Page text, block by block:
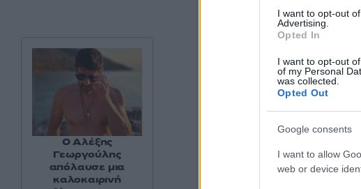
I want to opt-out
Advertising.
Opted In
I want to opt-out
of my Personal
was collected.
Opted Out
Google consents
I want to allow
web or device
Ο Αλέξης
Γεωργούλης
απόλαυσε μια
καλοκαιρινή